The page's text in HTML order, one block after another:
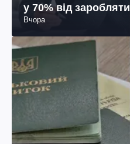
у 70% від заробляти
Вчора